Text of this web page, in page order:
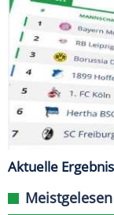
Aktuelle
Meistgelesen